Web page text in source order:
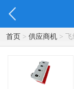
首页> 供应商机> 飞
光伏避雷器